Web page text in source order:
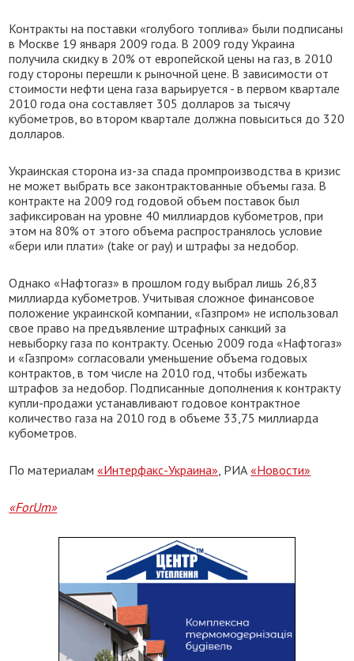
Контракты на поставки «голубого топлива» были подписаны
в Москве 19 января 2009 года. В 2009 году Украина
получила скидку в 20% от европейской цены на газ, в 2010
году стороны перешли к рыночной цене. В зависимости от
стоимости нефти цена газа варьируется - в первом квартале
2010 года она составляет 305 долларов за тысячу
кубометров, во втором квартале должна повыситься до 320
долларов.
Украинская сторона из-за спада промпроизводства в кризис
не может выбрать все законтрактованные объемы газа. В
контракте на 2009 год годовой объем поставок был
зафиксирован на уровне 40 миллиардов кубометров, при
этом на 80% от этого объема распространялось условие
«бери или плати» (take or pay) и штрафы за недобор.
Однако «Нафтогаз» в прошлом году выбрал лишь 26,83
миллиарда кубометров. Учитывая сложное финансовое
положение украинской компании, «Газпром» не использовал
свое право на предъявление штрафных санкций за
невыборку газа по контракту. Осенью 2009 года «Нафтогаз»
и «Газпром» согласовали уменьшение объема годовых
контрактов, в том числе на 2010 год, чтобы избежать
штрафов за недобор. Подписанные дополнения к контракту
купли-продажи устанавливают годовое контрактное
количество газа на 2010 год в объеме 33,75 миллиарда
кубометров.
По материалам«Интерфакс-Украина», РИА«Новости»
«ForUm»